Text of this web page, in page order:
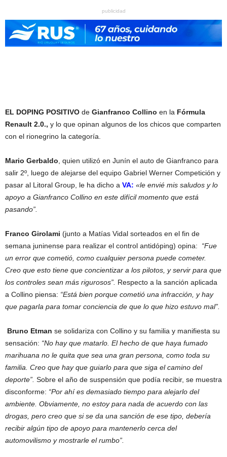
publicidad
EL DOPING POSITIVO de Gianfranco Collino en la Fórmula
Renault 2.0., y lo que opinan algunos de los chicos que comparten
con el rionegrino la categoría.
Mario Gerbaldo , quien utilizó en Junín el auto de Gianfranco para
salir 2º, luego de alejarse del equipo Gabriel Werner Competición y
pasar al Litoral Group, le ha dicho a VA: «le envié mis saludos y lo
apoyo a Gianfranco Collino en este difícil momento que está
pasando”.
Franco Girolami (junto a Matías Vidal sorteados en el fin de
semana juninense para realizar el control antidóping) opina: “Fue
un error que cometió, como cualquier persona puede cometer.
Creo que esto tiene que concientizar a los pilotos, y servir para que
los controles sean más rigurosos”. Respecto a la sanción aplicada
a Collino piensa: “Está bien porque cometió una infracción, y hay
que pagarla para tomar conciencia de que lo que hizo estuvo mal”.
Bruno Etman se solidariza con Collino y su familia y manifiesta su
sensación: “No hay que matarlo. El hecho de que haya fumado
marihuana no le quita que sea una gran persona, como toda su
familia. Creo que hay que guiarlo para que siga el camino del
deporte”. Sobre el año de suspensión que podía recibir, se muestra
disconforme: “Por ahí es demasiado tiempo para alejarlo del
ambiente. Obviamente, no estoy para nada de acuerdo con las
drogas, pero creo que si se da una sanción de ese tipo, debería
recibir algún tipo de apoyo para mantenerlo cerca del
automovilismo y mostrarle el rumbo”.